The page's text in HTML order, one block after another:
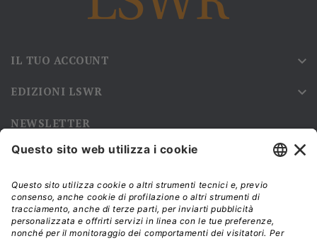
IL TUO ACCOUNT 
EDIZIONI LSWR 
NEWSLETTER
Iscriviti alla nostra newsletter e rimani sempre aggiornato sulle